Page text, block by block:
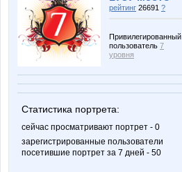
рейтинг 26691 ?
Привилегированный
пользователь 7
уровня
Статистика портрета:
сейчас просматривают портрет - 0
зарегистрированные пользователи
посетившие портрет за 7 дней - 50